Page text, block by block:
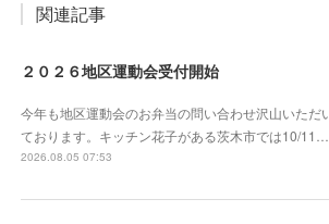
関連記事
２０２６地区運動会受付開始
今年も地区運動会のお弁当の問い合わせ沢山いただ
ております。キッチン花子がある茨木市では10/11…
2026.08.05 07:53